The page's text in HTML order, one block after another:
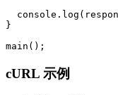
}
cURL 示例